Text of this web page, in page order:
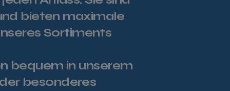
bieten maximale
Sortiments
bequem in unserem
besonderes